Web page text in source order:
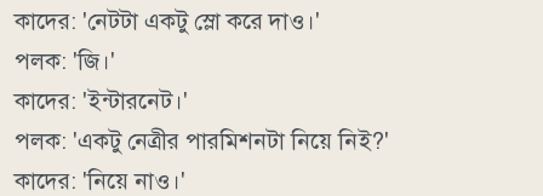
কাদের: 'নেটটা একটু স্লো করে দাও।'
পলক: 'জি।'
কাদের: 'ইন্টারনেট।'
পলক: 'একটু নেত্রীর পারমিশনটা নিয়ে নিই?'
কাদের: 'নিয়ে নাও।'